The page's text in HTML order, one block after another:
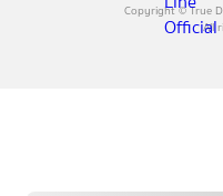
Copyright © True
All